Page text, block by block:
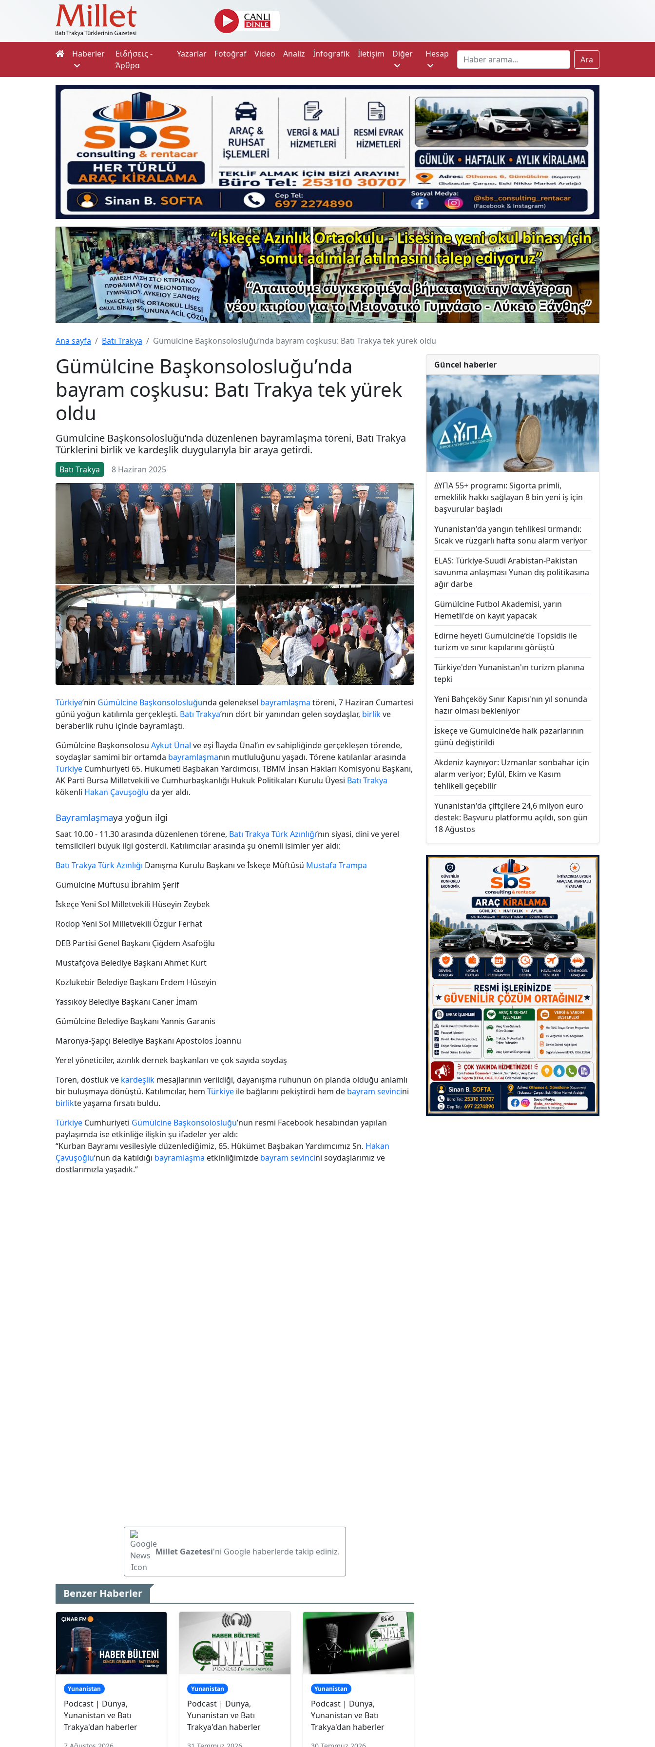
Haberler
Ειδήσεις -
Άρθρα
Yazarlar Fotoğraf Video Analiz İnfografik İletişim Diğer Hesap
Ara
Ana sayfa Batı Trakya Gümülcine Başkonsolosluğu’nda bayram coşkusu: Batı Trakya tek yürek oldu
Gümülcine Başkonsolosluğu’nda
bayram coşkusu: Batı Trakya tek yürek
oldu
Gümülcine Başkonsolosluğu’nda düzenlenen bayramlaşma töreni, Batı Trakya
Türklerini birlik ve kardeşlik duygularıyla bir araya getirdi.
Batı Trakya 8 Haziran 2025
Türkiye’nin Gümülcine Başkonsolosluğunda geleneksel bayramlaşma töreni, 7 Haziran Cumartesi
günü yoğun katılımla gerçekleşti. Batı Trakya’nın dört bir yanından gelen soydaşlar, birlikve
beraberlik ruhu içinde bayramlaştı.
Gümülcine Başkonsolosu Aykut Ünal ve eşi İlayda Ünal’ın ev sahipliğinde gerçekleşen törende,
soydaşlar samimi bir ortamda bayramlaşmanın mutluluğunu yaşadı. Törene katılanlar arasında
Türkiye Cumhuriyeti 65. Hükümeti Başbakan Yardımcısı, TBMM İnsan Hakları Komisyonu Başkanı,
AK Parti Bursa Milletvekili ve Cumhurbaşkanlığı Hukuk Politikaları Kurulu Üyesi Batı Trakya
kökenli Hakan Çavuşoğlu da yer aldı.
Bayramlaşmaya yoğun ilgi
Saat 10.00 - 11.30 arasında düzenlenen törene, Batı Trakya Türk Azınlığı’nın siyasi, dini ve yerel
temsilcileri büyük ilgi gösterdi. Katılımcılar arasında şu önemli isimler yer aldı:
Batı Trakya Türk Azınlığı Danışma Kurulu Başkanı ve İskeçe Müftüsü Mustafa Trampa
Gümülcine Müftüsü İbrahim Şerif
İskeçe Yeni Sol Milletvekili Hüseyin Zeybek
Rodop Yeni Sol Milletvekili Özgür Ferhat
DEB Partisi Genel Başkanı Çiğdem Asafoğlu
Mustafçova Belediye Başkanı Ahmet Kurt
Kozlukebir Belediye Başkanı Erdem Hüseyin
Yassıköy Belediye Başkanı Caner İmam
Gümülcine Belediye Başkanı Yannis Garanis
Maronya-Şapçı Belediye Başkanı Apostolos İoannu
Yerel yöneticiler, azınlık dernek başkanları ve çok sayıda soydaş
Tören, dostluk ve kardeşlik mesajlarının verildiği, dayanışma ruhunun ön planda olduğu anlamlı
bir buluşmaya dönüştü. Katılımcılar, hem Türkiye ile bağlarını pekiştirdi hem de bayram sevincini
birlikte yaşama fırsatı buldu.
Türkiye Cumhuriyeti Gümülcine Başkonsolosluğu’nun resmi Facebook hesabından yapılan
paylaşımda ise etkinliğe ilişkin şu ifadeler yer aldı:
“Kurban Bayramı vesilesiyle düzenlediğimiz, 65. Hükümet Başbakan Yardımcımız Sn. Hakan
Çavuşoğlu’nun da katıldığı bayramlaşma etkinliğimizde bayram sevincini soydaşlarımız ve
dostlarımızla yaşadık.”
Millet Gazetesi'ni Google haberlerde takip ediniz.
Benzer Haberler
Yunanistan
Podcast | Dünya,
Yunanistan ve Batı
Trakya'dan haberler
Yunanistan
Podcast | Dünya,
Yunanistan ve Batı
Trakya'dan haberler
Yunanistan
Podcast | Dünya,
Yunanistan ve Batı
Trakya'dan haberler
Güncel haberler
ΔΥΠΑ 55+ programı: Sigorta primli,
emeklilik hakkı sağlayan 8 bin yeni iş için
başvurular başladı
Yunanistan'da yangın tehlikesi tırmandı:
Sıcak ve rüzgarlı hafta sonu alarm veriyor
ELAS: Türkiye-Suudi Arabistan-Pakistan
savunma anlaşması Yunan dış politikasına
ağır darbe
Gümülcine Futbol Akademisi, yarın
Hemetli'de ön kayıt yapacak
Edirne heyeti Gümülcine’de Topsidis ile
turizm ve sınır kapılarını görüştü
Türkiye'den Yunanistan'ın turizm planına
tepki
Yeni Bahçeköy Sınır Kapısı'nın yıl sonunda
hazır olması bekleniyor
İskeçe ve Gümülcine’de halk pazarlarının
günü değiştirildi
Akdeniz kaynıyor: Uzmanlar sonbahar için
alarm veriyor; Eylül, Ekim ve Kasım
tehlikeli geçebilir
Yunanistan'da çiftçilere 24,6 milyon euro
destek: Başvuru platformu açıldı, son gün
18 Ağustos